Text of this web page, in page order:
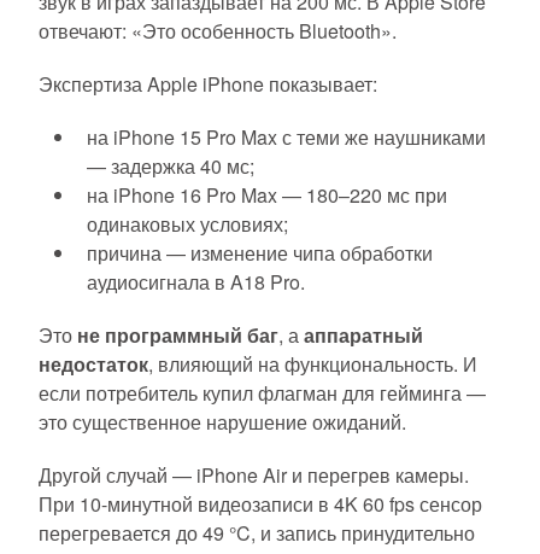
отвечают: «Это особенность Bluetooth».
Экспертиза Apple iPhone показывает:
на iPhone 15 Pro Max с теми же наушниками
— задержка 40 мс;
на iPhone 16 Pro Max — 180–220 мс при
одинаковых условиях;
причина — изменение чипа обработки
аудиосигнала в A18 Pro.
Это не программный баг, ааппаратный
недостаток, влияющий на функциональность. И
если потребитель купил флагман для гейминга —
это существенное нарушение ожиданий.
Другой случай — iPhone Air и перегрев камеры.
При 10-минутной видеозаписи в 4K 60 fps сенсор
перегревается до 49 °C, и запись принудительно